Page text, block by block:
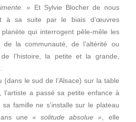
» Et Sylvie Blocher de nous
à sa suite par le biais d’œuvres
qui interrogent pêle-mêle les
de la communauté, de l’altérité ou
l’histoire, la petite et la grande,
(dans le sud de l’Alsace) sur la table
l’artiste a passé sa petite enfance à
famille ne s’installe sur le plateau
une « solitude absolue » , elle